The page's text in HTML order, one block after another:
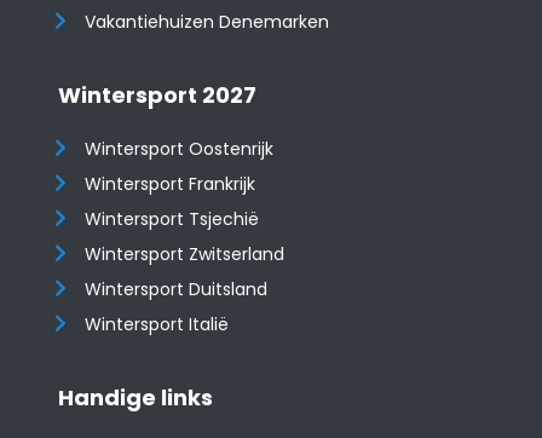
Vakantiehuizen Denemarken
Wintersport 2027
Wintersport Oostenrijk
Wintersport Frankrijk
Wintersport Tsjechië
Wintersport Zwitserland
Wintersport Duitsland
Wintersport Italië
Handige links